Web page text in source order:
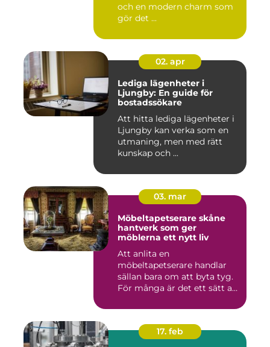
och en modern charm som
gör det ...
02. apr
Lediga lägenheter i
Ljungby: En guide för
bostadssökare
Att hitta lediga lägenheter i
Ljungby kan verka som en
utmaning, men med rätt
kunskap och ...
03. mar
Möbeltapetserare skåne
hantverk som ger
möblerna ett nytt liv
Att anlita en
möbeltapetserare handlar
sällan bara om att byta tyg.
För många är det ett sätt att
17. feb